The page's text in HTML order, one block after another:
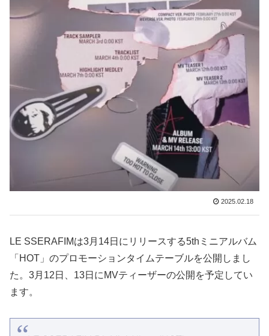
2025.02.18
LE SSERAFIMは3月14日にリリースする5thミニアルバム
「HOT」のプロモーションタイムテーブルを公開しまし
た。3月12日、13日にMVティーザーの公開を予定してい
ます。